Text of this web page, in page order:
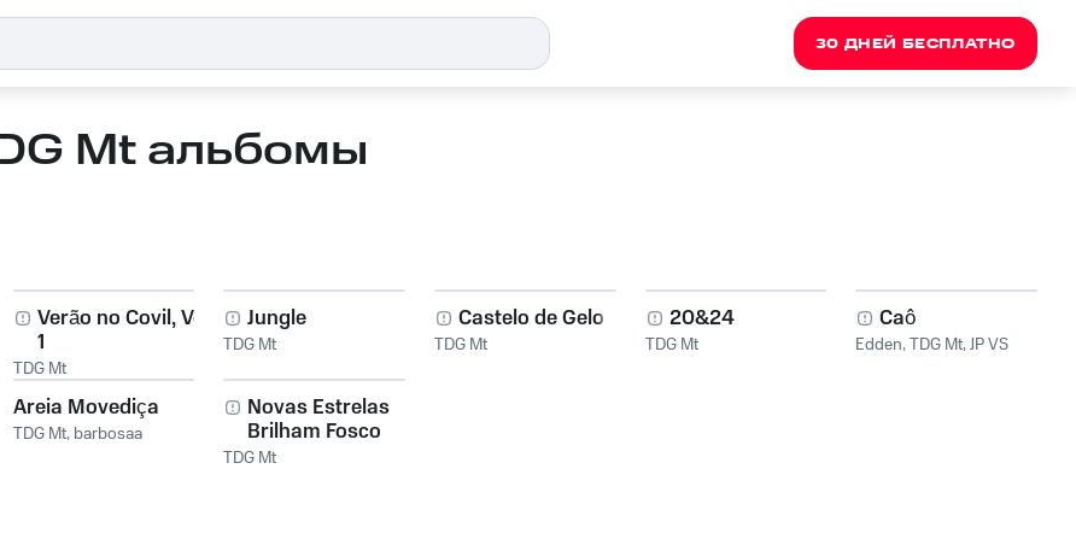
30 ДНЕЙ БЕСПЛАТНО
Mt альбомы
Verão no Covil, Vol.
1
TDG Mt
Jungle
TDG Mt
Castelo de Gelo
TDG Mt
20&24
TDG Mt
Caô
Edden,TDG Mt,JP VS
Areia Movediça
TDG Mt, barbosaa
Novas Estrelas
Brilham Fosco
TDG Mt